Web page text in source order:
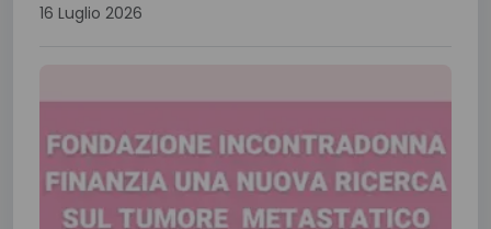
16 Luglio 2026